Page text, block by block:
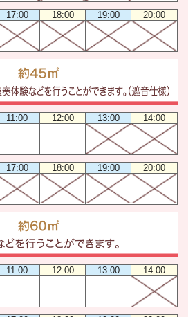
17:00 18:00 19:00 20:00
11:00 12:00 13:00 14:00
17:00 18:00 19:00 20:00
11:00 12:00 13:00 14:00